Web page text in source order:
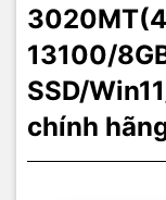
13100/
SSD/
chính